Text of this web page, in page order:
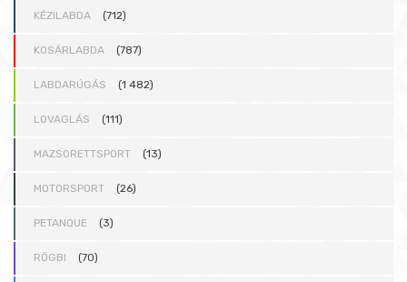
KÉZILABDA (712)
KOSÁRLABDA (787)
LABDARÚGÁS (1 482)
LOVAGLÁS (111)
MAZSORETTSPORT (13)
MOTORSPORT (26)
PETANQUE (3)
RÖGBI (70)